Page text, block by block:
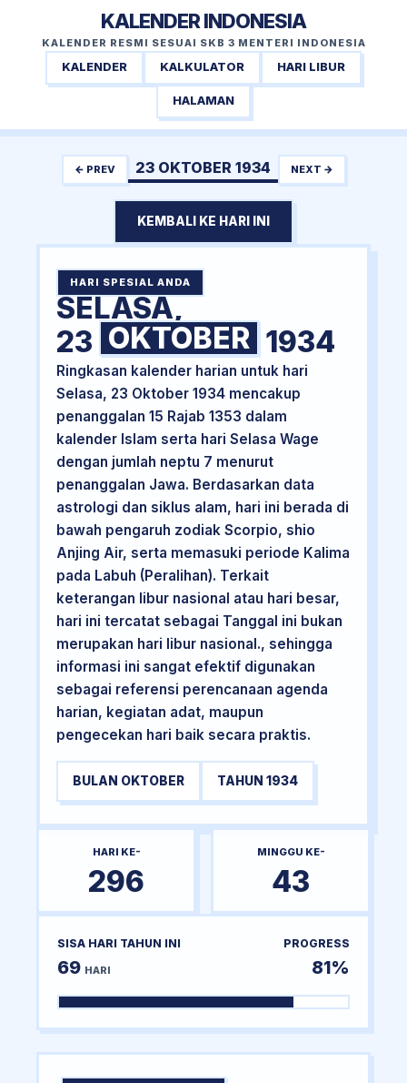
KALENDER INDONESIA
KALENDER RESMI SESUAI SKB 3 MENTERI INDONESIA
KALENDER KALKULATOR HARI LIBUR
HALAMAN
← PREV 23 OKTOBER 1934 NEXT →
KEMBALI KE HARI INI
HARI SPESIAL ANDA
SELASA,
23 OKTOBER 1934
Ringkasan kalender harian untuk hari
Selasa, 23 Oktober 1934 mencakup
penanggalan 15 Rajab 1353 dalam
kalender Islam serta hari Selasa Wage
dengan jumlah neptu 7 menurut
penanggalan Jawa. Berdasarkan data
astrologi dan siklus alam, hari ini berada di
bawah pengaruh zodiak Scorpio, shio
Anjing Air, serta memasuki periode Kalima
pada Labuh (Peralihan). Terkait
keterangan libur nasional atau hari besar,
hari ini tercatat sebagai Tanggal ini bukan
merupakan hari libur nasional., sehingga
informasi ini sangat efektif digunakan
sebagai referensi perencanaan agenda
harian, kegiatan adat, maupun
pengecekan hari baik secara praktis.
BULAN OKTOBER TAHUN 1934
HARI KE-
296
MINGGU KE-
43
SISA HARI TAHUN INI
69 HARI
PROGRESS
81%